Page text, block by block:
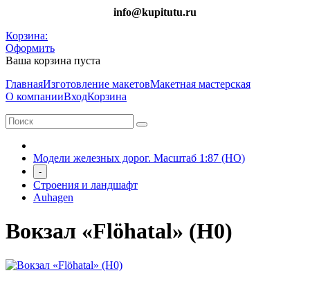
info@kupitutu.ru
Корзина:
Оформить
Ваша корзина пуста
ГлавнаяИзготовление макетовМакетная мастерская
О компанииВходКорзина
Модели железных дорог. Масштаб 1:87 (HO)
-
Строения и ландшафт
Auhagen
Вокзал «Flöhatal» (H0)